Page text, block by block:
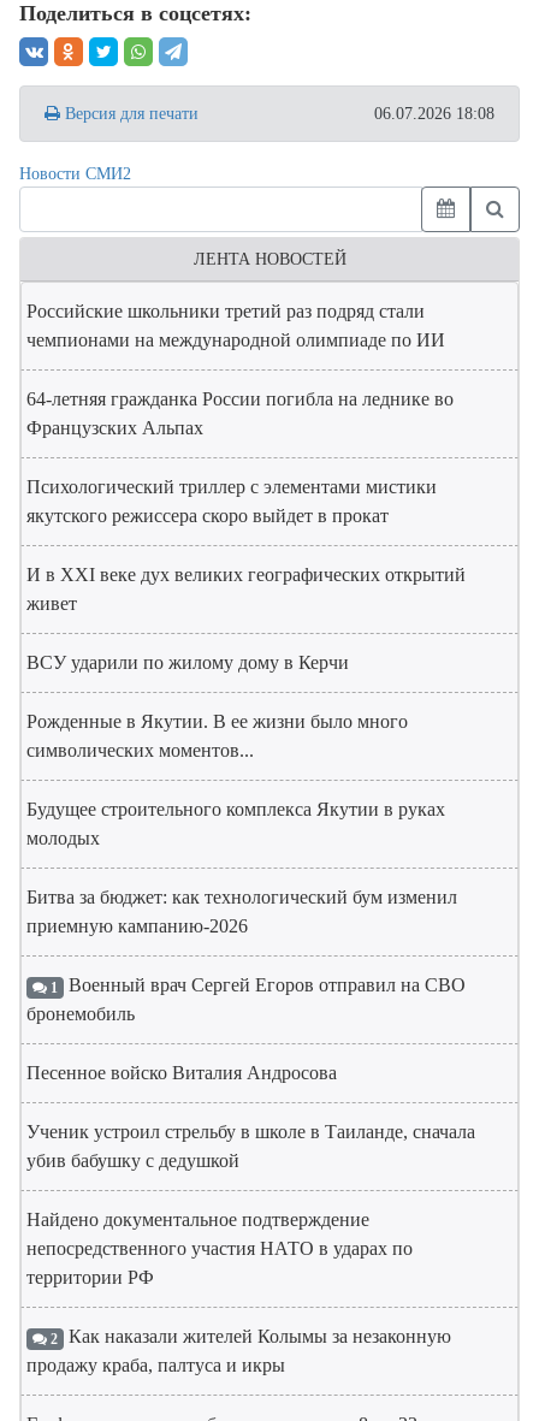
Поделиться в соцсетях:
Версия для печати 06.07.2026 18:08
Новости СМИ2
ЛЕНТА НОВОСТЕЙ
Российские школьники третий раз подряд стали
чемпионами на международной олимпиаде по ИИ
64-летняя гражданка России погибла на леднике во
Французских Альпах
Психологический триллер с элементами мистики
якутского режиссера скоро выйдет в прокат
И в XXI веке дух великих географических открытий
живет
ВСУ ударили по жилому дому в Керчи
Рожденные в Якутии. В ее жизни было много
символических моментов...
Будущее строительного комплекса Якутии в руках
молодых
Битва за бюджет: как технологический бум изменил
приемную кампанию-2026
1 Военный врач Сергей Егоров отправил на СВО
бронемобиль
Песенное войско Виталия Андросова
Ученик устроил стрельбу в школе в Таиланде, сначала
убив бабушку с дедушкой
Найдено документальное подтверждение
непосредственного участия НАТО в ударах по
территории РФ
2 Как наказали жителей Колымы за незаконную
продажу краба, палтуса и икры